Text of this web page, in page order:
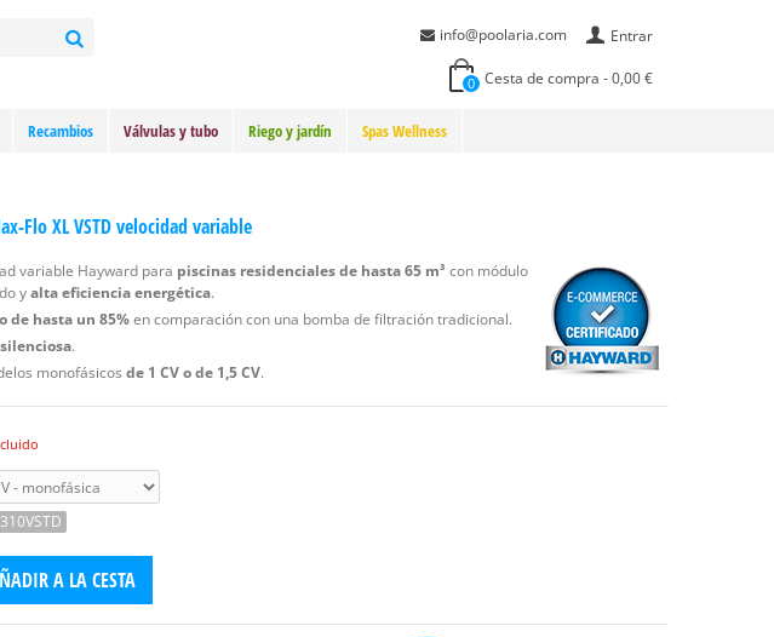
Entrar
info@poolaria.com
0 Cesta de compra -0,00 €
Recambios Válvulas y tubo Riego y jardín Spas Wellness
Flo XL VSTD velocidad variable
variable Hayward para piscinas residenciales de hasta 65 m³ con módulo
yalta eficiencia energética.
de hasta un 85%en comparación con una bomba de filtración tradicional.
silenciosa.
monofásicos de 1 CV o de 1,5 CV.
A LA CESTA